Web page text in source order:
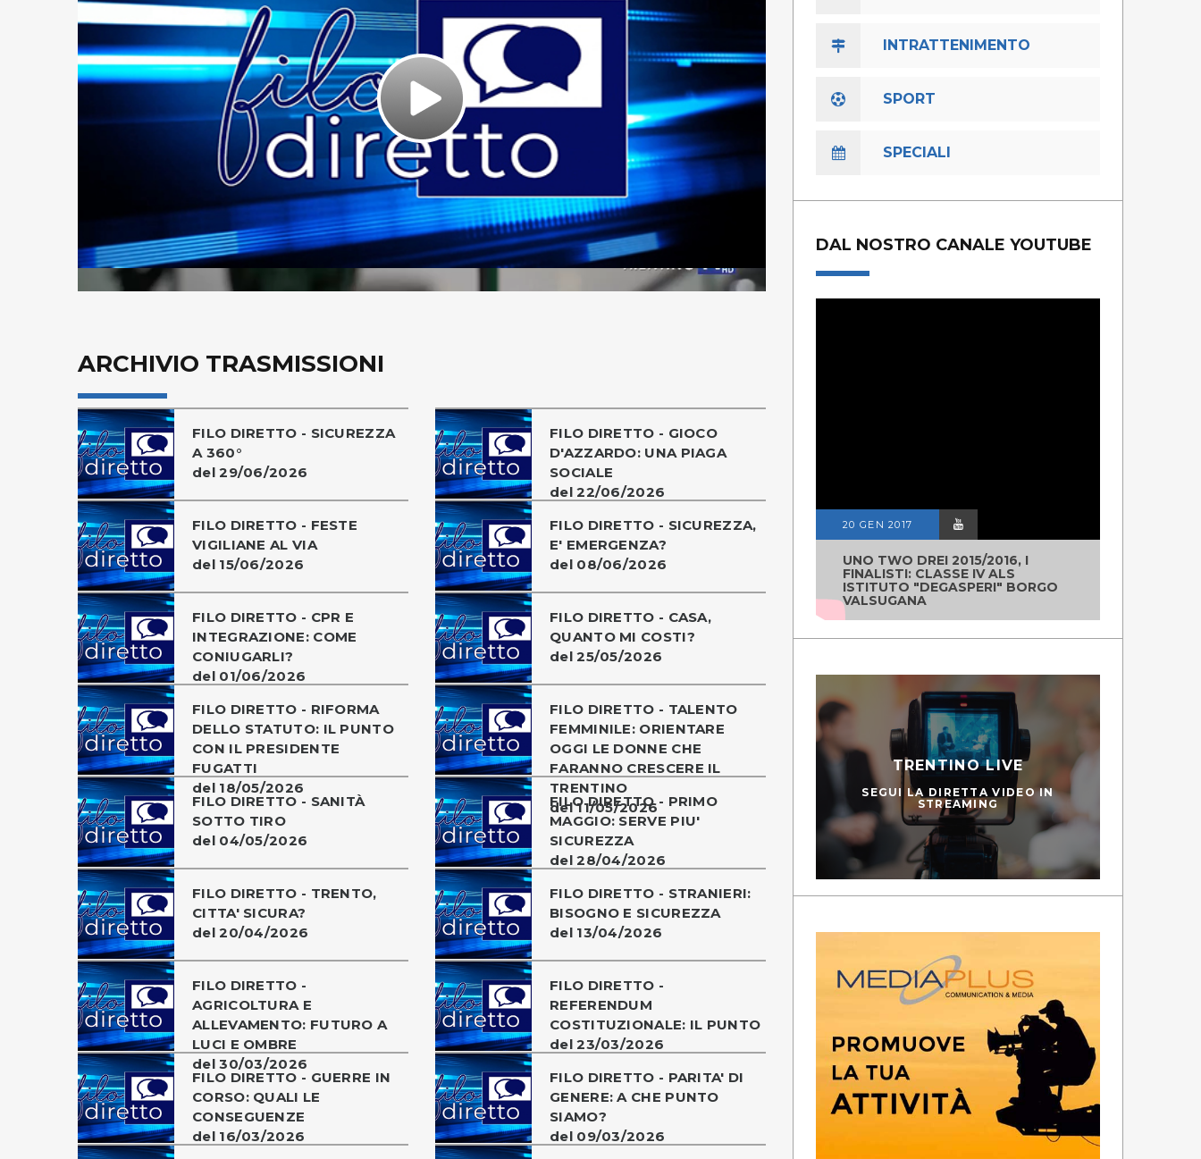
Play
Video
ARCHIVIO TRASMISSIONI
FILO DIRETTO - SICUREZZA
A 360°
del 29/06/2026
FILO DIRETTO - GIOCO
D'AZZARDO: UNA PIAGA
SOCIALE
del 22/06/2026
FILO DIRETTO - FESTE
VIGILIANE AL VIA
del 15/06/2026
FILO DIRETTO - SICUREZZA,
E' EMERGENZA?
del 08/06/2026
FILO DIRETTO - CPR E
INTEGRAZIONE: COME
CONIUGARLI?
del 01/06/2026
FILO DIRETTO - CASA,
QUANTO MI COSTI?
del 25/05/2026
FILO DIRETTO - RIFORMA
DELLO STATUTO: IL PUNTO
CON IL PRESIDENTE
FUGATTI
del 18/05/2026
FILO DIRETTO - TALENTO
FEMMINILE: ORIENTARE
OGGI LE DONNE CHE
FARANNO CRESCERE IL
TRENTINO
del 11/05/2026
FILO DIRETTO - SANITÀ
SOTTO TIRO
del 04/05/2026
FILO DIRETTO - PRIMO
MAGGIO: SERVE PIU'
SICUREZZA
del 28/04/2026
FILO DIRETTO - TRENTO,
CITTA' SICURA?
del 20/04/2026
FILO DIRETTO - STRANIERI:
BISOGNO E SICUREZZA
del 13/04/2026
FILO DIRETTO -
AGRICOLTURA E
ALLEVAMENTO: FUTURO A
LUCI E OMBRE
del 30/03/2026
FILO DIRETTO -
REFERENDUM
COSTITUZIONALE: IL PUNTO
del 23/03/2026
FILO DIRETTO - GUERRE IN
CORSO: QUALI LE
CONSEGUENZE
del 16/03/2026
FILO DIRETTO - PARITA' DI
GENERE: A CHE PUNTO
SIAMO?
del 09/03/2026
INTRATTENIMENTO
SPORT
SPECIALI
DAL NOSTRO CANALE YOUTUBE
20 GEN 2017
UNO TWO DREI 2015/2016, I
FINALISTI: CLASSE IV ALS
ISTITUTO "DEGASPERI" BORGO
VALSUGANA
TRENTINO LIVE
SEGUI LA DIRETTA VIDEO IN
STREAMING